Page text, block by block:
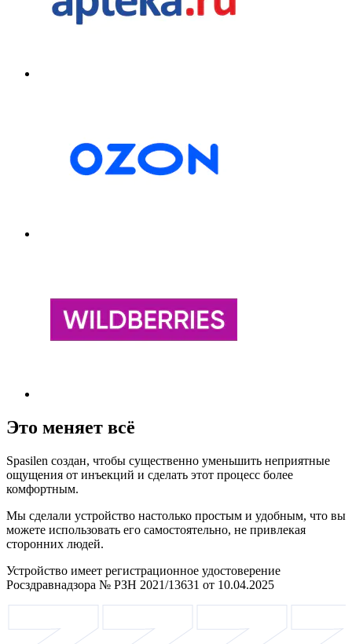
Это меняет всё
Spasilen создан, чтобы существенно уменьшить неприятные
ощущения от инъекций и сделать этот процесс более
комфортным.
Мы сделали устройство настолько простым и удобным, что вы
можете использовать его самостоятельно, не привлекая
сторонних людей.
Устройство имеет регистрационное удостоверение
Росздравнадзора № РЗН 2021/13631 от 10.04.2025